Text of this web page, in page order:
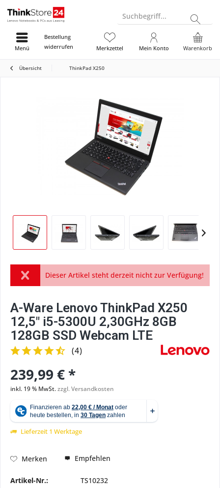
Suchbegriff...
Bestellung
widerrufen
Warenkorb
Merkzettel Mein Konto
Menü
Übersicht ThinkPad X250
Dieser Artikel steht derzeit nicht zur Verfügung!
A-Ware Lenovo ThinkPad X250
12,5" i5-5300U 2,30GHz 8GB
128GB SSD Webcam LTE
(4)
239,99 € *
inkl. 19 % MwSt.zzgl. Versandkosten
Lieferzeit 1 Werktage
Merken Empfehlen
Artikel-Nr.:
TS10232